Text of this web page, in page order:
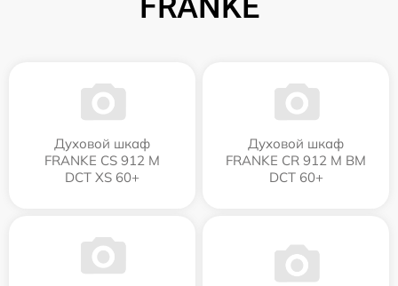
Духовой шкаф
FRANKE CS 912 M
DCT XS 60+
Духовой шкаф
FRANKE CR 912 M BM
DCT 60+